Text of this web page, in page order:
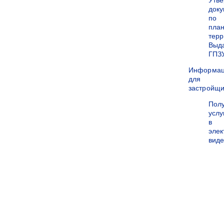
по
для
в
виде